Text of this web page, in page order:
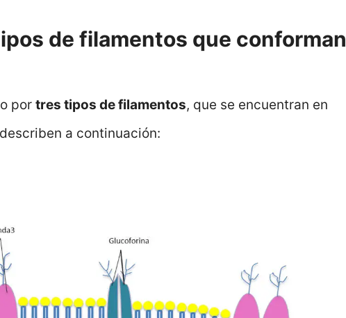
de filamentos que conforman
por tres tipos de filamentos, que se encuentran en
a continuación: